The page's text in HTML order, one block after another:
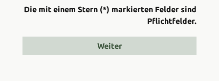
Die mit einem Stern (*) markierten Felder sind
Pflichtfelder.
Weiter